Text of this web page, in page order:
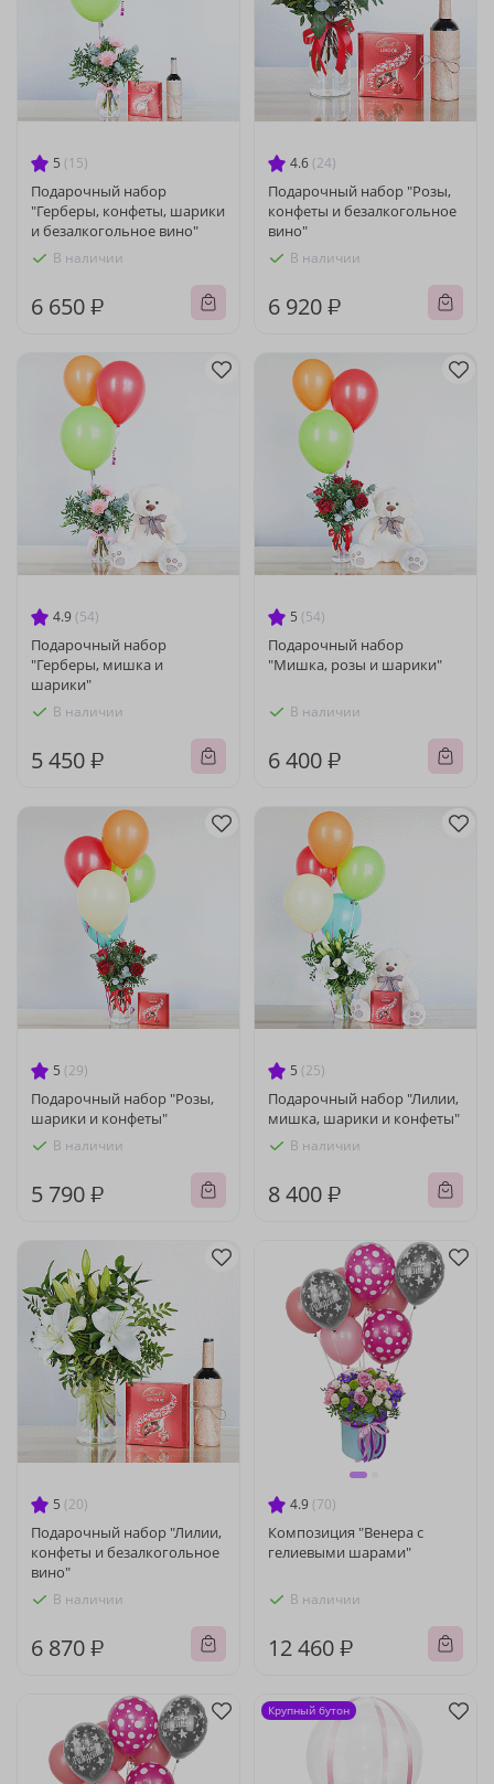
5 (15)
Подарочный набор
"Герберы, конфеты, шарики
и безалкогольное вино"
В наличии
6 650 ₽
4.6 (24)
Подарочный набор "Розы,
конфеты и безалкогольное
вино"
В наличии
6 920 ₽
4.9 (54)
Подарочный набор
"Герберы, мишка и
шарики"
В наличии
5 450 ₽
5 (54)
Подарочный набор
"Мишка, розы и шарики"
В наличии
6 400 ₽
5 (29)
Подарочный набор "Розы,
шарики и конфеты"
В наличии
5 790 ₽
5 (25)
Подарочный набор "Лилии,
мишка, шарики и конфеты"
В наличии
8 400 ₽
5 (20)
Подарочный набор "Лилии,
конфеты и безалкогольное
вино"
В наличии
6 870 ₽
4.9 (70)
Композиция "Венера с
гелиевыми шарами"
В наличии
12 460 ₽
Крупный бутон